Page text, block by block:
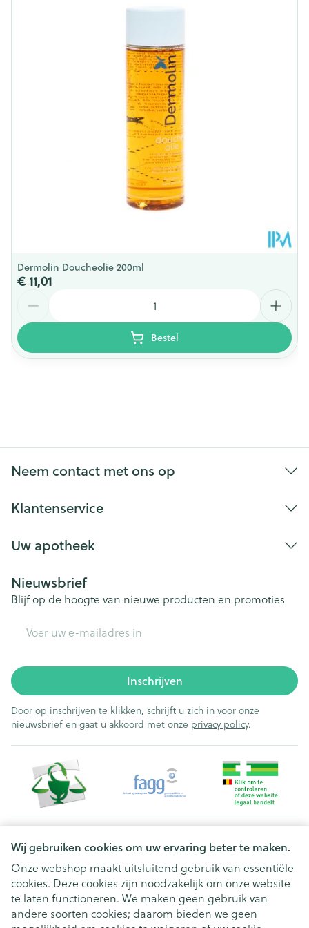
Wij gebruiken cookies om uw ervaring beter te maken.
Onze webshop maakt uitsluitend gebruik van essentiële
cookies. Deze cookies zijn noodzakelijk om onze website
te laten functioneren. We maken geen gebruik van
andere soorten cookies; daarom bieden we geen
Vegan
Kamertemperatuur (15°C -
25°C)
Dermolin Doucheolie 200ml
€ 11,01
Bestel
Neem contact met ons op
Klantenservice
Uw apotheek
Nieuwsbrief
Blijf op de hoogte van nieuwe producten en promoties
Inschrijven
Door op inschrijven te klikken, schrijft u zich in voor onze
nieuwsbrief en gaat u akkoord met onze privacy policy.
Juridische links